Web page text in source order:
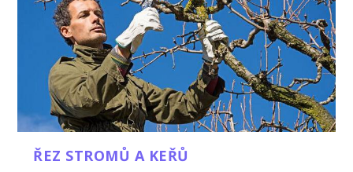
ŘEZ STROMŮ A KEŘŮ